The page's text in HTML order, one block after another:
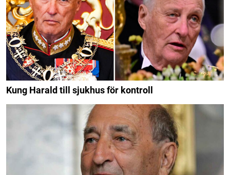
Kung Harald till sjukhus för kontroll